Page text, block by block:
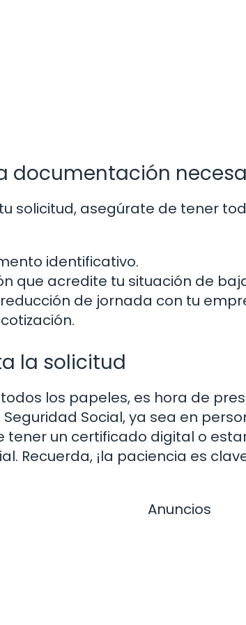
documentación
solicitud, asegúrate de tener
identificativo.
que acredite tu situación de
de jornada con tu
la solicitud
los papeles, es hora de
Social, ya sea en
tener un certificado digital o
Recuerda, ¡la paciencia es
Anuncios